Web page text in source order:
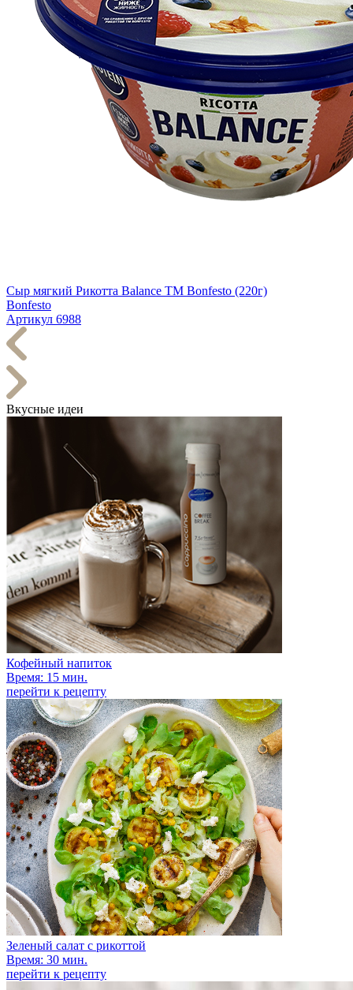
Сыр мягкий Рикотта Balance TM Bonfesto (220г)
Bonfesto
Артикул 6988
Вкусные идеи
Кофейный напиток
Время: 15 мин.
перейти к рецепту
Зеленый салат с рикоттой
Время: 30 мин.
перейти к рецепту